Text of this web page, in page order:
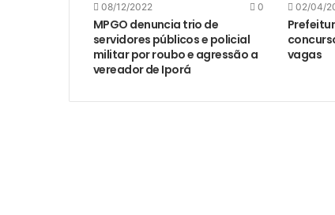
08/12/2022 0
MPGO denuncia trio de
servidores públicos e policial
militar por roubo e agressão a
vereador de Iporá
02/04/
vagas